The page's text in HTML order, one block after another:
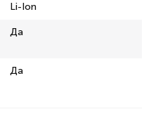
Li-Ion
Да
Да